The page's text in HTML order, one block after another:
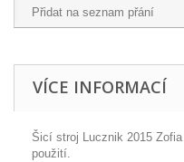
Přidat na seznam přání
VÍCE INFORMACÍ
Šicí stroj Lucznik 2015
použití.